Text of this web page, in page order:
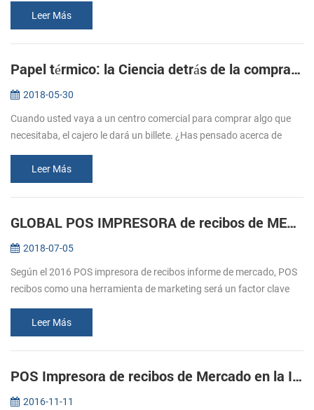
Leer Más
Papel térmico: la Ciencia detrás de la compra de entradas
2018-05-30
Cuando usted vaya a un centro comercial para comprar algo que
necesitaba, el cajero le dará un billete. ¿Has pensado acerca de
impresión, e...
Leer Más
GLOBAL POS IMPRESORA de recibos de MERCADO durante previsión 2016-2020
2018-07-05
Según el 2016 POS impresora de recibos informe de mercado, POS
recibos como una herramienta de marketing será un factor clave
hostelería sec...
Leer Más
POS Impresora de recibos de Mercado en la India
2016-11-11